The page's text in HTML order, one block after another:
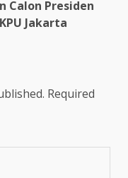
Calon Presiden
Jakarta
Required